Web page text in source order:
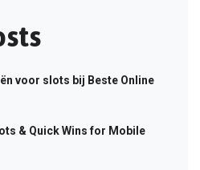
voor slots bij Beste Online
& Quick Wins for Mobile